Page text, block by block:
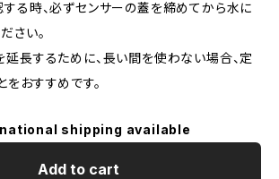
する時、必ずセンサーの蓋を締めてから水に
さい。
延長するために、長い間を使わない場合、定
おすすめです。
shipping available
Add to cart